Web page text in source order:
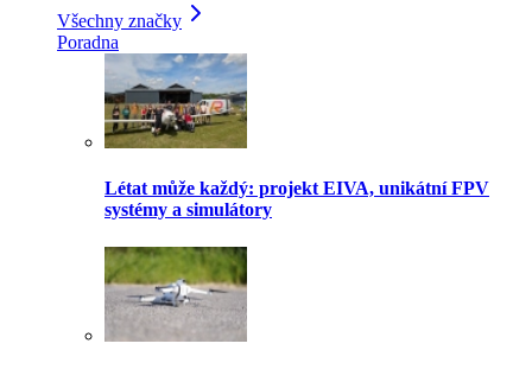
Všechny značky
Poradna
Létat může každý: projekt EIVA, unikátní FPV
systémy a simulátory